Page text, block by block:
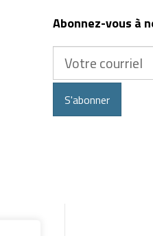
Abonnez-vous à
courriel
S'abonner